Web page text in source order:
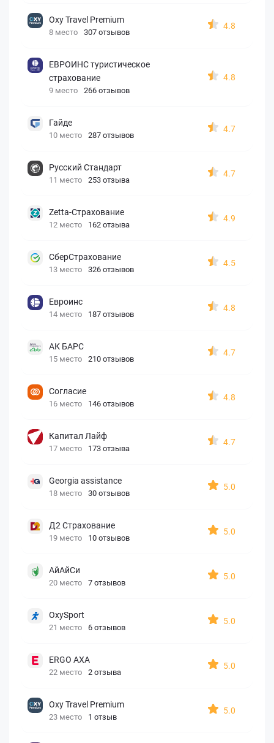
Oxy Travel Premium
8 место 307 отзывов
4.8
ЕВРОИНС туристическое
страхование
9 место 266 отзывов
4.8
Гайде
10 место 287 отзывов
4.7
Русский Стандарт
11 место 253 отзыва
4.7
Zetta-Страхование
12 место 162 отзыва
4.9
СберСтрахование
13 место 326 отзывов
4.5
Евроинс
14 место 187 отзывов
4.8
АК БАРС
15 место 210 отзывов
4.7
Согласие
16 место 146 отзывов
4.8
Капитал Лайф
17 место 173 отзыва
4.7
Georgia assistance
18 место 30 отзывов
5.0
Д2 Страхование
19 место 10 отзывов
5.0
АйАйСи
20 место 7 отзывов
5.0
OxySport
21 место 6 отзывов
5.0
ERGO AXA
22 место 2 отзыва
5.0
Oxy Travel Premium
23 место 1 отзыв
5.0